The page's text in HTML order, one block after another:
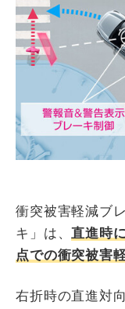
衝突被害軽減ブ
キ」は、直進時
点での衝突被害
右折時の直進対